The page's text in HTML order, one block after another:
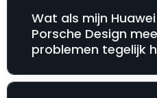
Wat als mijn
Porsche Design
problemen tegelijk